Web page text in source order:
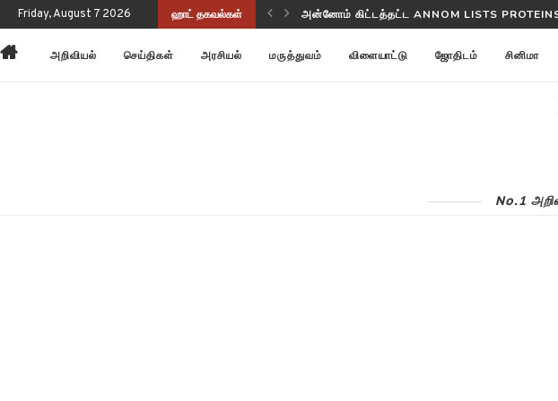
Friday, August 7 2026 ஹாட் தகவல்கள்
வடிவத்தில் இருந்திருக்கிறது! அன்னோம் கிட்டத்தட்ட ANNOM LISTS PROTEINS
அறிவியல் செய்திகள் அரசியல் மருத்துவம் விளையாட்டு ஜோதிடம் சினிமா
No.1